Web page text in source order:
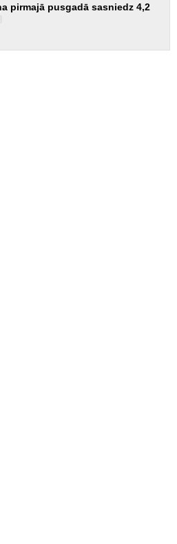
pirmajā pusgadā sasniedz 4,2